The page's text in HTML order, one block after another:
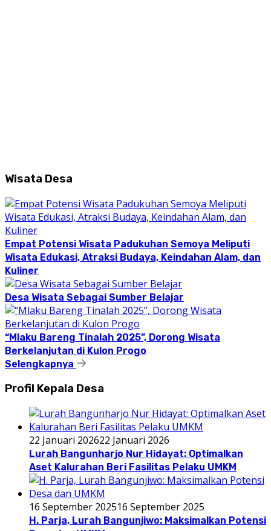
Wisata Desa
Empat Potensi Wisata Padukuhan Semoya Meliputi
Wisata Edukasi, Atraksi Budaya, Keindahan Alam, dan
Kuliner
Desa Wisata Sebagai Sumber Belajar
“Mlaku Bareng Tinalah 2025”, Dorong Wisata
Berkelanjutan di Kulon Progo
Selengkapnya
Profil Kepala Desa
22 Januari 202622 Januari 2026
Lurah Bangunharjo Nur Hidayat: Optimalkan
Aset Kalurahan Beri Fasilitas Pelaku UMKM
16 September 202516 September 2025
H. Parja, Lurah Bangunjiwo: Maksimalkan Potensi